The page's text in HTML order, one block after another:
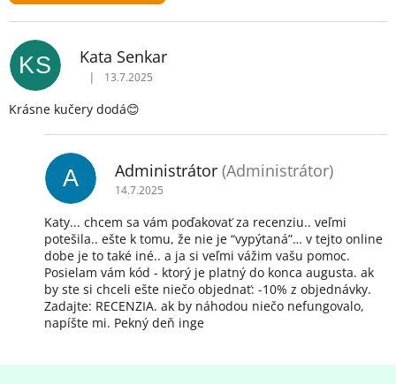
V
ý
p
i
s
o
KS Kata Senkar
Hodnotenie produktu je 5 z 5 hviezdičiek.
| 13.7.2025
Krásne kučery dodá😊
A Administrátor (Administrátor)
14.7.2025
Katy... chcem sa vám poďakovať za recenziu.. veľmi
potešila.. ešte k tomu, že nie je “vypýtaná”… v tejto online
dobe je to také iné.. a ja si veľmi vážim vašu pomoc.
Posielam vám kód - ktorý je platný do konca augusta. ak
by ste si chceli ešte niečo objednať: -10% z objednávky.
Zadajte: RECENZIA. ak by náhodou niečo nefungovalo,
napíšte mi. Pekný deň inge